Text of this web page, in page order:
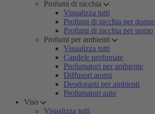
Profumi di nicchia
Visualizza tutti
Profumi di nicchia per donne
Profumi di nicchia per uomo
Profumi per ambienti
Visualizza tutti
Candele profumate
Profumatori per ambiente
Diffusori aromi
Deodoranti per ambienti
Profumatori auto
Viso
Visualizza tutti